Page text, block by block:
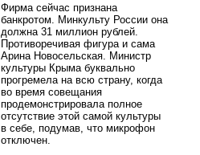
Фирма сейчас признана
банкротом. Минкульту России она
должна 31 миллион рублей.
Противоречивая фигура и сама
Арина Новосельская. Министр
культуры Крыма буквально
прогремела на всю страну, когда
во время совещания
продемонстрировала полное
отсутствие этой самой культуры
в себе, подумав, что микрофон
отключен.